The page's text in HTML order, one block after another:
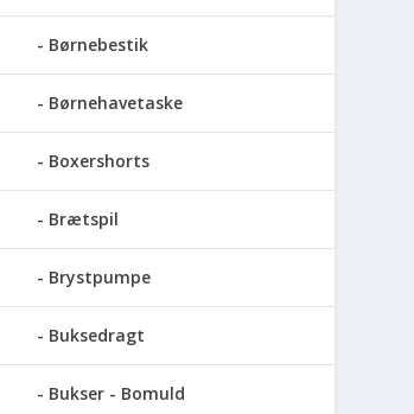
Børnebestik
Børnehavetaske
Boxershorts
Brætspil
Brystpumpe
Buksedragt
Bukser - Bomuld